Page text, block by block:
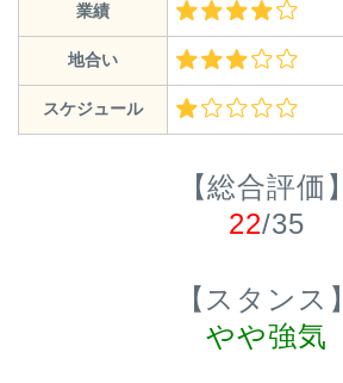
業績
地合い
スケジュール
【総合評価】
22/35
【スタンス】
やや強気